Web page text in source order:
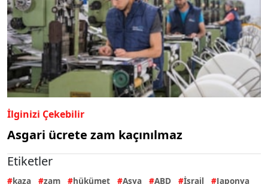
İlginizi Çekebilir
Asgari ücrete zam kaçınılmaz
Etiketler
kaza zam hükümet Asya ABD İsrail
Japonya